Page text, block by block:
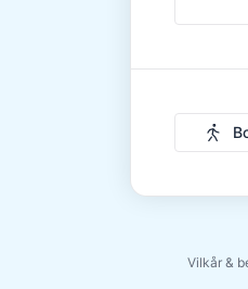
Vilkår &